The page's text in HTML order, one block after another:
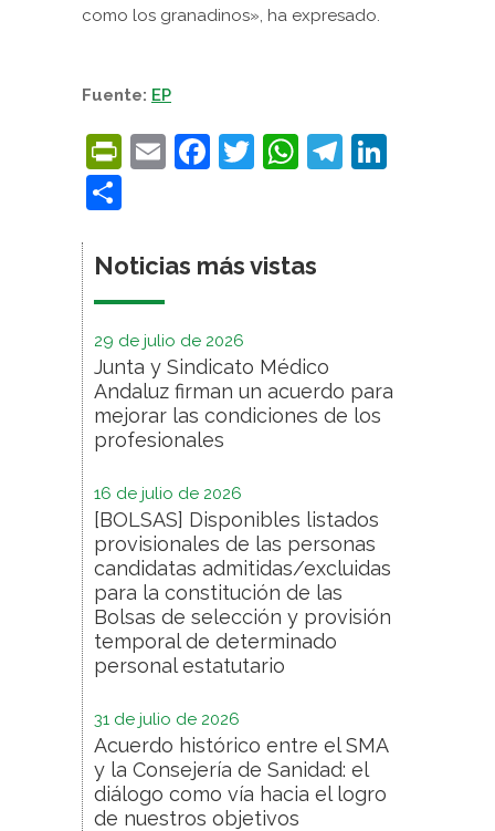
como los granadinos», ha expresado.
Fuente: EP
PrintFriendly
EmailFacebook
Twitter
WhatsApp
Noticias más vistas
29 de julio de 2026
Junta y Sindicato Médico
Andaluz firman un acuerdo para
mejorar las condiciones de los
profesionales
16 de julio de 2026
[BOLSAS] Disponibles listados
provisionales de las personas
candidatas admitidas/excluidas
para la constitución de las
Bolsas de selección y provisión
temporal de determinado
personal estatutario
31 de julio de 2026
Acuerdo histórico entre el SMA
y la Consejería de Sanidad: el
diálogo como vía hacia el logro
de nuestros objetivos